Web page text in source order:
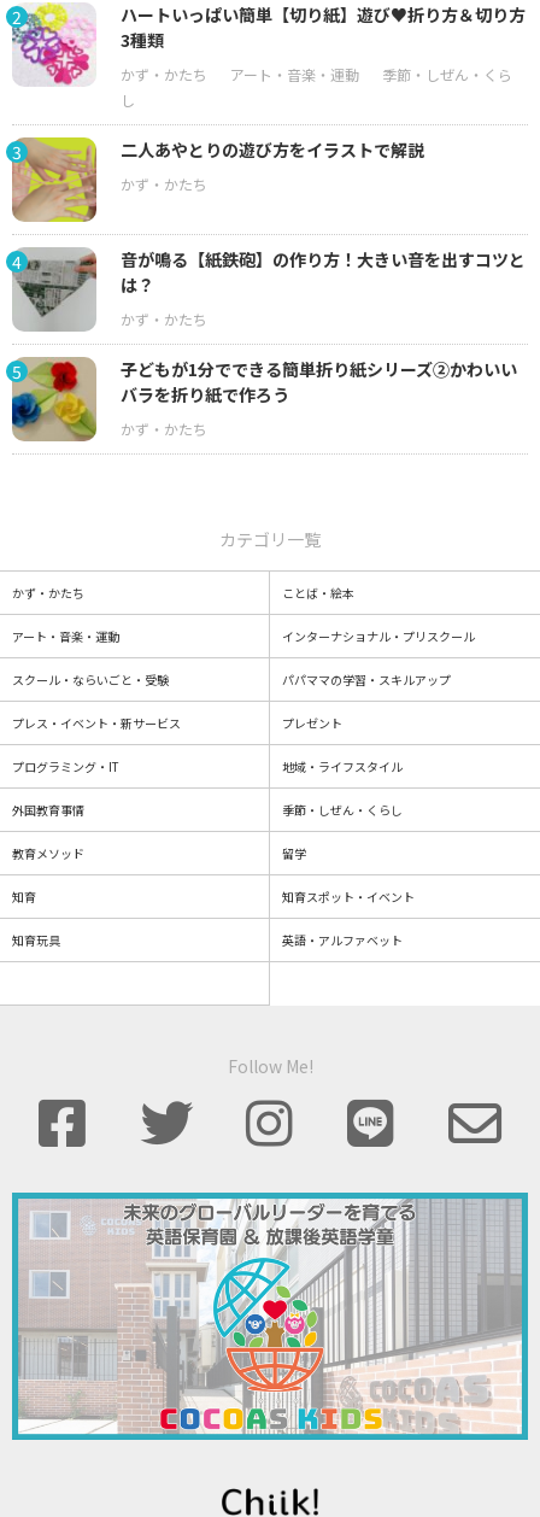
2
ハートいっぱい簡単【切り紙】遊び♥折り方＆切り方
3種類
3 二人あやとりの遊び方をイラストで解説
4
音が鳴る【紙鉄砲】の作り方！大きい音を出すコツと
は？
5
子どもが1分でできる簡単折り紙シリーズ②かわいい
バラを折り紙で作ろう
カテゴリ一覧
かず・かたち ことば・絵本
アート・音楽・運動 インターナショナル・プリスクール
スクール・ならいごと・受験 パパママの学習・スキルアップ
プレス・イベント・新サービス プレゼント
プログラミング・IT 地域・ライフスタイル
外国教育事情 季節・しぜん・くらし
教育メソッド 留学
知育 知育スポット・イベント
知育玩具 英語・アルファベット
Follow Me!